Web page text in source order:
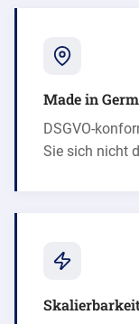
Made in
DSGVO-
Sie sich nicht